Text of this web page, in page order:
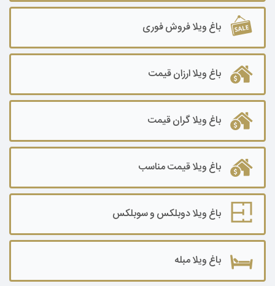
باغ ویلا فروش فوری
باغ ویلا ارزان قیمت
باغ ویلا گران قیمت
باغ ویلا قیمت مناسب
باغ ویلا دوبلکس و سوبلکس
باغ ویلا مبله